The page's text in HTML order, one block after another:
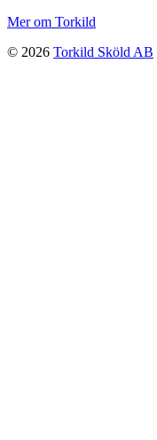
Mer om Torkild
© 2026 Torkild Sköld AB